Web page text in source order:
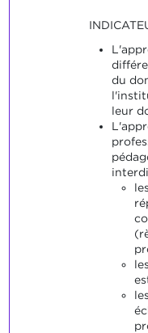
du
leur